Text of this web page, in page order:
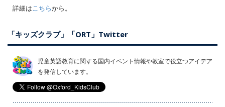
詳細はこちらから。
「キッズクラブ」「ORT」Twitter
児童英語教育に関する国内イベント情報や教室で役立つアイデア
を発信しています。